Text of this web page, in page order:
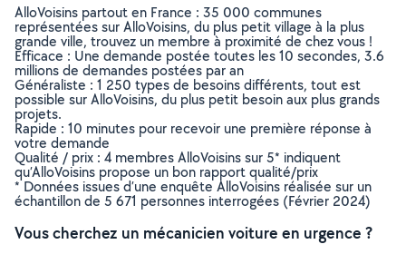
AlloVoisins partout en France : 35 000 communes
représentées sur AlloVoisins, du plus petit village à la plus
grande ville, trouvez un membre à proximité de chez vous !
Efficace : Une demande postée toutes les 10 secondes, 3.6
millions de demandes postées par an
Généraliste : 1 250 types de besoins différents, tout est
possible sur AlloVoisins, du plus petit besoin aux plus grands
projets.
Rapide : 10 minutes pour recevoir une première réponse à
votre demande
Qualité / prix : 4 membres AlloVoisins sur 5* indiquent
qu’AlloVoisins propose un bon rapport qualité/prix
* Données issues d’une enquête AlloVoisins réalisée sur un
échantillon de 5 671 personnes interrogées (Février 2024)
Vous cherchez un mécanicien voiture en urgence ?